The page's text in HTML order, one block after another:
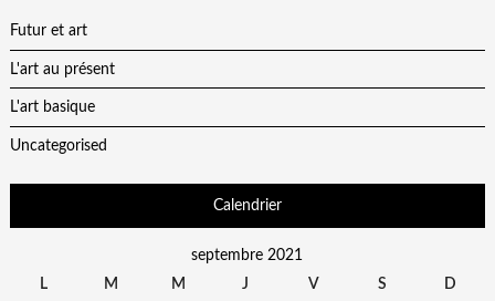
Futur et art
L'art au présent
L'art basique
Uncategorised
Calendrier
septembre 2021
L
M M J V S D